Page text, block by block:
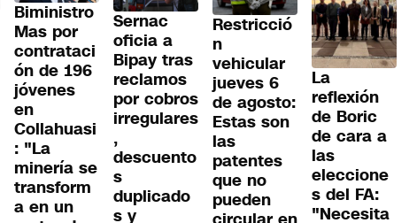
Biministro
Mas por
contrataci
ón de 196
jóvenes
en
Collahuasi
: "La
minería se
transform
a en un
Sernac
oficia a
Bipay tras
reclamos
por cobros
irregulares
,
descuento
s
duplicado
s y
Restricció
n
vehicular
jueves 6
de agosto:
Estas son
las
patentes
que no
pueden
La
reflexión
de Boric
de cara a
las
eleccione
s del FA:
"Necesita